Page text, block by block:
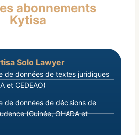
portant Prise Effective du
de Défense et de Sécurité,
abonnements
Kytisa
Solo Lawyer
de données de textes juridiques
et CEDEAO)
de données de décisions de
(Guinée, OHADA et